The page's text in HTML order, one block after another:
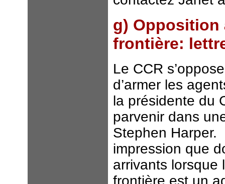
g) Opposition
frontière:
Le CCR
d’armer les
la présidente du
parvenir dans
Stephen Harper.
impression que
arrivants lorsque
frontière est un